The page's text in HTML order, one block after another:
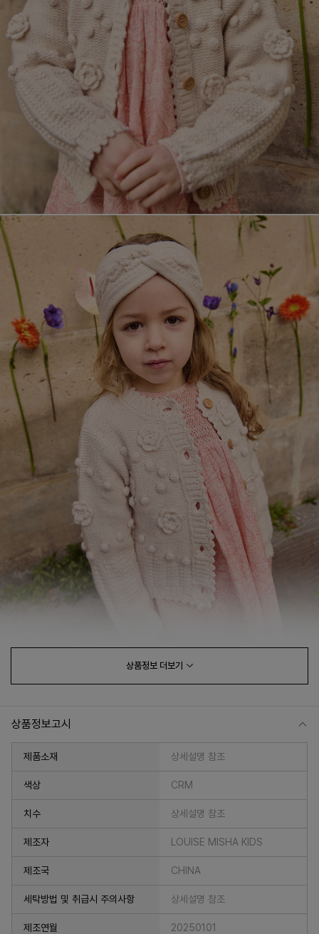
페이코 라이
매
상품정보 더보기
상품정보고시
제품소재 상세설명 참조
색상 CRM
치수 상세설명 참조
제조자 LOUISE MISHA KIDS
제조국 CHINA
세탁방법 및 취급시 주의사항 상세설명 참조
제조연월 20250101